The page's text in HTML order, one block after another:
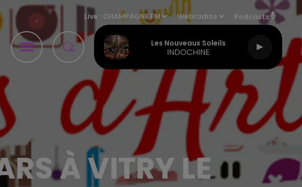
Live : CHAMPAGNE FM Webradios Podcasts
Les Nouveaux Soleils
INDOCHINE
À VITRY LE